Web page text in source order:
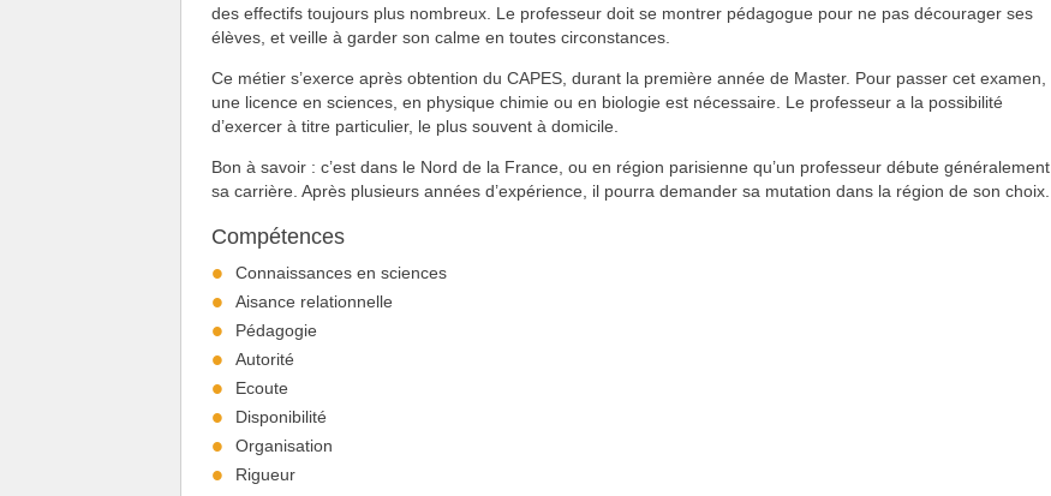
des effectifs toujours plus nombreux. Le professeur doit se montrer pédagogue pour ne pas décourager ses
élèves, et veille à garder son calme en toutes circonstances.
Ce métier s’exerce après obtention du CAPES, durant la première année de Master. Pour passer cet examen,
une licence en sciences, en physique chimie ou en biologie est nécessaire. Le professeur a la possibilité
d’exercer à titre particulier, le plus souvent à domicile.
Bon à savoir : c’est dans le Nord de la France, ou en région parisienne qu’un professeur débute généralement
sa carrière. Après plusieurs années d’expérience, il pourra demander sa mutation dans la région de son choix.
Compétences
Connaissances en sciences
Aisance relationnelle
Pédagogie
Autorité
Ecoute
Disponibilité
Organisation
Rigueur